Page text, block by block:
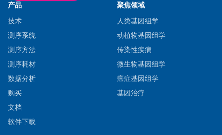
产品
技术
测序系统
测序方法
测序耗材
数据分析
购买
文档
软件下载
聚焦领域
人类基因组学
动植物基因组学
传染性疾病
微生物基因组学
癌症基因组学
基因治疗